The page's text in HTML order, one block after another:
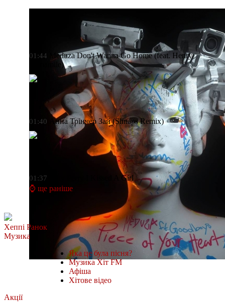
01:44 Meduza Don't Wanna Go Home (feat. Henry
Camamile)
01:40 Анна Трінчер Зай (Shnaps Remix)
01:37
I Kissed A Girl
⌚ ще раніше
Хеппі Ранок
Музика
Яка це була пісня?
Музика Хіт FM
Афіша
Хітове відео
Акції